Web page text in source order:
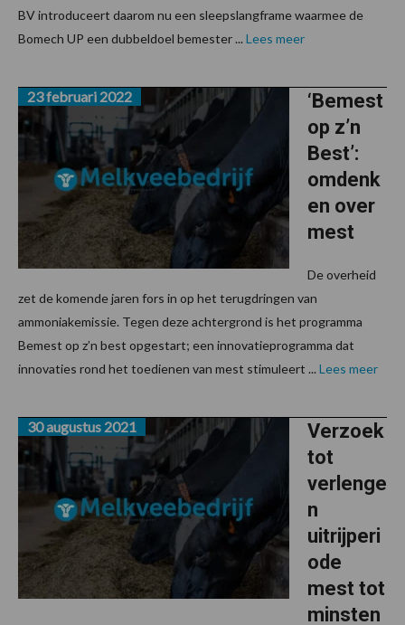
BV introduceert daarom nu een sleepslangframe waarmee de
Bomech UP een dubbeldoel bemester ... Lees meer
‘Bemest
op z’n
Best’:
omdenk
en over
mest
23 februari 2022
De overheid
zet de komende jaren fors in op het terugdringen van
ammoniakemissie. Tegen deze achtergrond is het programma
Bemest op z’n best opgestart; een innovatieprogramma dat
innovaties rond het toedienen van mest stimuleert ... Lees meer
Verzoek
tot
verlenge
n
uitrijperi
ode
mest tot
minsten
30 augustus 2021